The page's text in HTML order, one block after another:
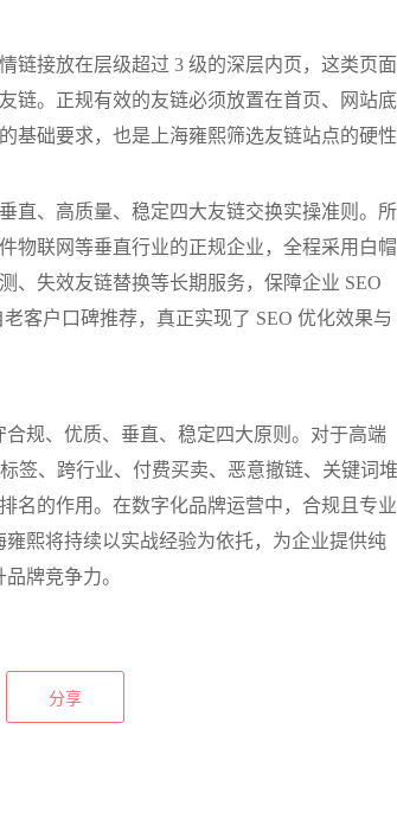
链接放在层级超过 3 级的深层内页，这类页面
链。正规有效的友链必须放置在首页、网站底
基础要求，也是上海雍熙筛选友链站点的硬性
直、高质量、稳定四大友链交换实操准则。所
物联网等垂直行业的正规企业，全程采用白帽
、失效友链替换等长期服务，保障企业 SEO
客户口碑推荐，真正实现了 SEO 优化效果与
规、优质、垂直、稳定四大原则。对于高端
签、跨行业、付费买卖、恶意撤链、关键词堆
名的作用。在数字化品牌运营中，合规且专业
熙将持续以实战经验为依托，为企业提供纯
牌竞争力。
分享